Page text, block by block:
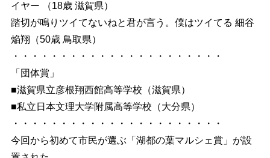
イヤー （18歳 滋賀県）
踏切が鳴りツイてないねと君が言う。僕はツイてる 細谷
焔翔（50歳 鳥取県）
・・・・・・・・・・・・・・・・・・・・・・
「団体賞」
■滋賀県立彦根翔西館高等学校（滋賀県）
■私立日本文理大学附属高等学校（大分県）
・・・・・・・・・・・・・・・・・・・・・・
今回から初めて市民が選ぶ「湖都の葉マルシェ賞」が設